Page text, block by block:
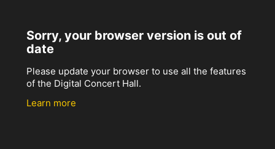
Sorry, your browser version is out of
date
Please update your browser to use all the features
of the Digital Concert Hall.
Learn more